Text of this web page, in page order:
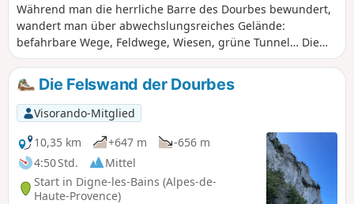
Während man die herrliche Barre des Dourbes bewundert,
wandert man über abwechslungsreiches Gelände:
befahrbare Wege, Feldwege, Wiesen, grüne Tunnel… Die
hügelige Landschaft sorgt für abwechslungsreiche
Ausblicke und trainiert die Beine mehr als auf ebenem
Gelände. Es handelt sich also um einen halbtägigen
Familienspaziergang mit einem Ausgangspunkt 30 Minuten
von Digne entfernt. Wenn Sie sich selbst oder anderen Lust
auf einen Aufstieg zur Barre machen wollen, dann wird
Ihnen diese Wanderung das Wasser im Mund
zusammenlaufen lassen!
Die Felswand der Dourbes
Visorando-Mitglied
10,35 km
+647 m
-656 m
4:50 Std.
Mittel
Start in Digne-les-Bains (Alpes-de-
Haute-Provence)